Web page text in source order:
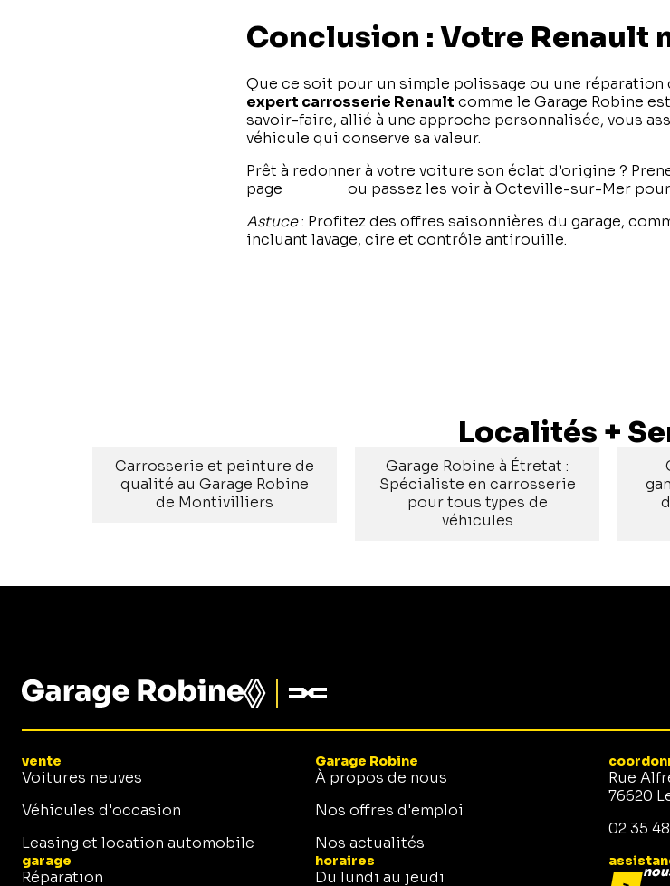
Conclusion : Votre Renault
Que ce soit pour un simple polissage ou une réparation
expert carrosserie Renault comme le Garage Robine
savoir-faire, allié à une approche personnalisée, vous
véhicule qui conserve sa valeur.
Prêt à redonner à votre voiture son éclat d’origine ?
page
ou passez les voir à Octeville-sur-Mer
Astuce: Profitez des offres saisonnières du garage,
incluant lavage, cire et contrôle antirouille.
Localités +
Carrosserie et peinture de
qualité au Garage Robine
de Montivilliers
Garage Robine à Étretat :
Spécialiste en carrosserie
pour tous types de
véhicules
vente
Voitures neuves
Véhicules d'occasion
Leasing et location automobile
Garage Robine
À propos de nous
Nos offres d'emploi
Nos actualités
Rue
76620
02 35
garage
Réparation
horaires
Du lundi au jeudi